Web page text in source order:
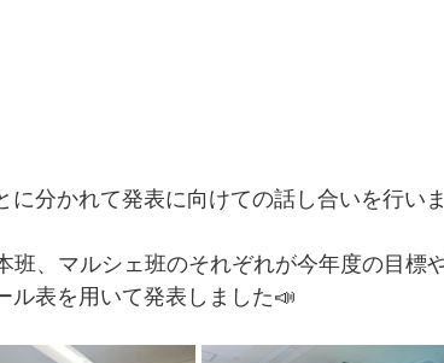
に分かれて発表に向けての話し合いを行い
班、マルシェ班のそれぞれが今年度の目標
ル表を用いて発表しました📣